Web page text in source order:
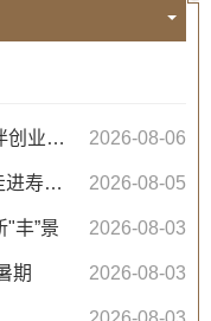
张旭：以青春接棒非遗，与父为伴创业逐光 2026-08-06
2026年“港澳青年看祖国”安徽行走进寿县探访楚文化 2026-08-05
丰”景 2026-08-03
期 2026-08-03